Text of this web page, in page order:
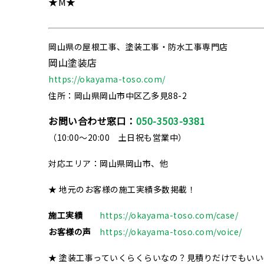
岡山県の屋根工事、塗装工事・防水工事専門店
岡山塗装店
https://okayama-toso.com/
住所：岡山県岡山市中区乙多見88-2
お問い合わせ窓口： 050-3503-9381
（10:00～20:00 土日祝も営業中）
対応エリア：岡山県岡山市、他
★ 地元のお客様の施工実績多数掲載！
施工実績
https://okayama-toso.com/case/
お客様の声
https://okayama-toso.com/voice/
★ 塗装工事っていくらくらいなの？見積りだけでもい